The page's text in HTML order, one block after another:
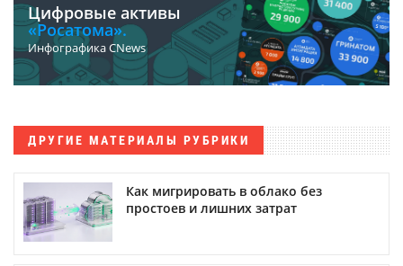
Цифровые активы
«Росатома».
Инфографика CNews
ДРУГИЕ МАТЕРИАЛЫ РУБРИКИ
Как мигрировать в облако без
простоев и лишних затрат